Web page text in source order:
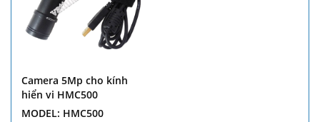
Camera 5Mp cho kính
hiển vi HMC500
MODEL: HMC500